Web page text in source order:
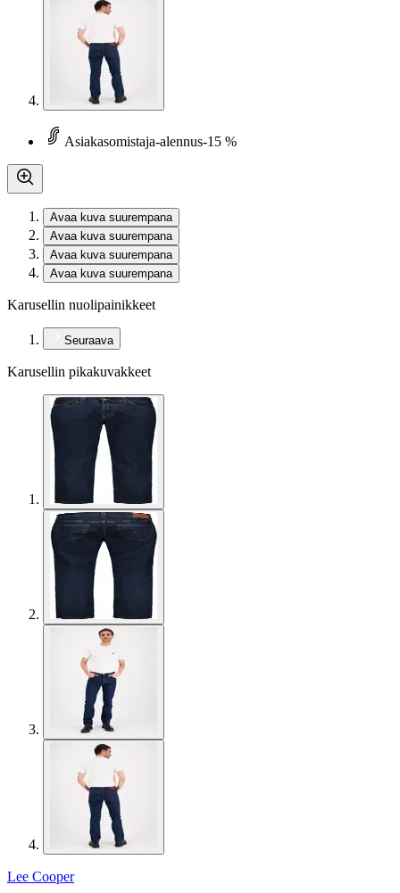
Asiakasomistaja-alennus-15 %
Avaa kuva suurempana
Avaa kuva suurempana
Avaa kuva suurempana
Avaa kuva suurempana
Karusellin nuolipainikkeet
Seuraava
Karusellin pikakuvakkeet
Lee Cooper